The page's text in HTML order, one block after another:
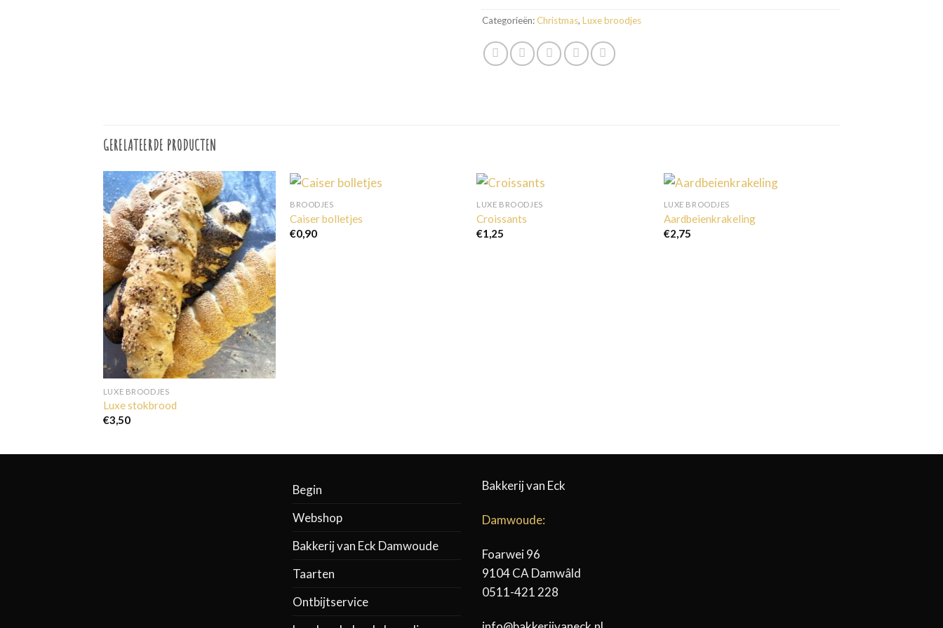
Categorieën:Christmas, Luxe broodjes
GERELATEERDE PRODUCTEN
LUXE BROODJES
Luxe stokbrood
€3,50
BROODJES
Caiser bolletjes
€0,90
LUXE BROODJES
Croissants
€1,25
LUXE BROODJES
Aardbeienkrakeling
€2,75
Begin
Webshop
Bakkerij van Eck Damwoude
Taarten
Ontbijtservice
Bakkerij van Eck
Damwoude:
Foarwei 96
9104 CA Damwâld
0511-421 228